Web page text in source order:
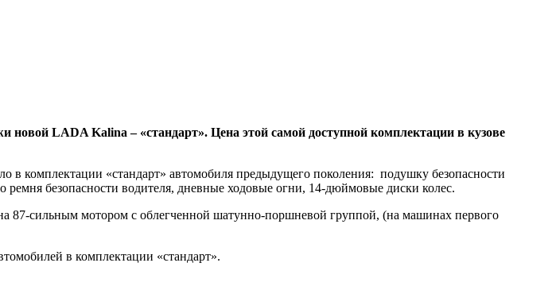
LADA Kalina – «стандарт». Цена этой самой доступной комплектации в кузове
комплектации «стандарт» автомобиля предыдущего поколения: подушку безопасности
ремня безопасности водителя, дневные ходовые огни, 14-дюймовые диски колес.
87-сильным мотором с облегченной шатунно-поршневой группой, (на машинах первого
в комплектации «стандарт».